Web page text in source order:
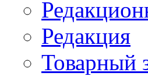
Редакция
Товарный